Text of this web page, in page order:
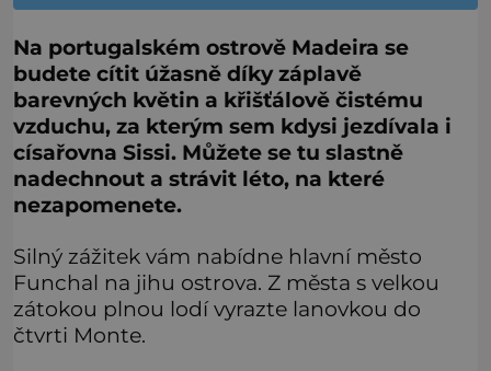
Na portugalském ostrově Madeira se
budete cítit úžasně díky záplavě
barevných květin a křišťálově čistému
vzduchu, za kterým sem kdysi jezdívala i
císařovna Sissi. Můžete se tu slastně
nadechnout a strávit léto, na které
nezapomenete.
Silný zážitek vám nabídne hlavní město
Funchal na jihu ostrova. Z města s velkou
zátokou plnou lodí vyrazte lanovkou do
čtvrti Monte.